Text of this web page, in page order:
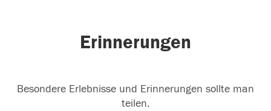
Erinnerungen
Besondere Erlebnisse und Erinnerungen sollte man
teilen.